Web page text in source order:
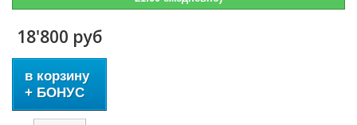
18'800 руб
в корзину
+ БОНУС